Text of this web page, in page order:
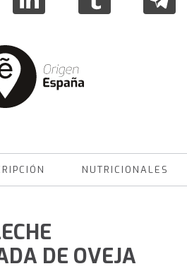
NUTRICIONALES
DE OVEJA